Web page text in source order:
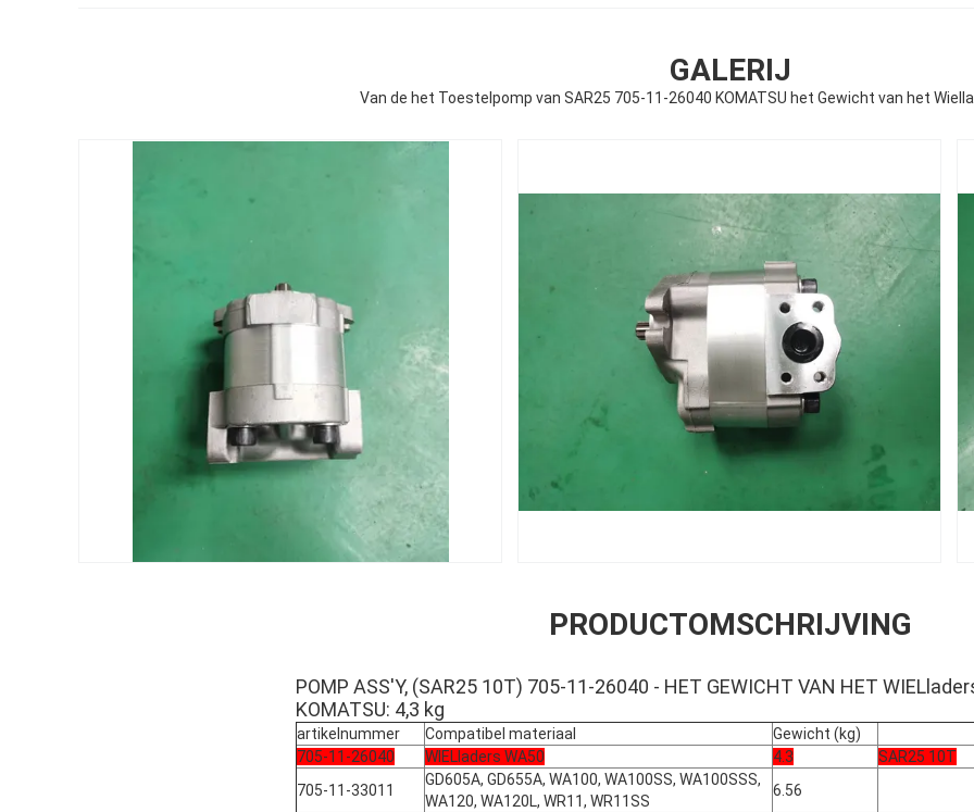
GALERIJ
Van de het Toestelpomp van SAR25 705-11-26040 KOMATSU het Gewicht van het
PRODUCTOMSCHRIJVING
POMP ASS'Y, (SAR25 10T) 705-11-26040 - HET GEWICHT VAN HET
KOMATSU: 4,3 kg
artikelnummer Compatibel materiaal
Gewicht (kg)
705-11-26040
WIELladers WA50 4.3
SAR25 10T
705-11-33011
GD605A, GD655A, WA100, WA100SS, WA100SSS,
WA120, WA120L, WR11, WR11SS
6.56